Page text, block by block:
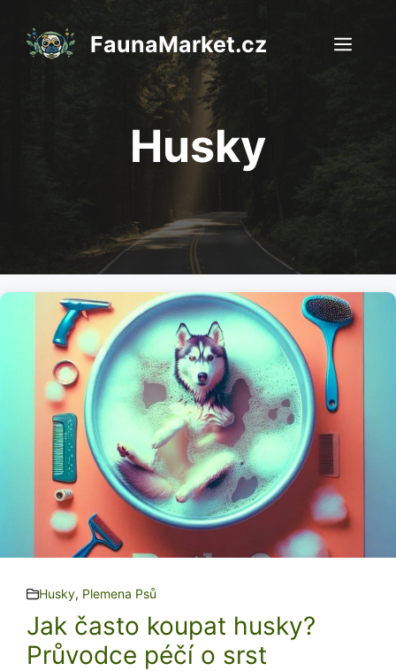
obsah
FaunaMarket.cz
Husky
Husky, Plemena Psů
Jak často koupat husky?
Průvodce péčí o srst